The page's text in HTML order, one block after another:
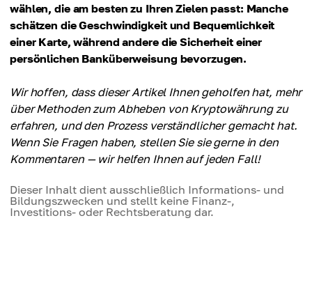
wählen, die am besten zu Ihren Zielen passt: Manche
schätzen die Geschwindigkeit und Bequemlichkeit
einer Karte, während andere die Sicherheit einer
persönlichen Banküberweisung bevorzugen.
Wir hoffen, dass dieser Artikel Ihnen geholfen hat, mehr
über Methoden zum Abheben von Kryptowährung zu
erfahren, und den Prozess verständlicher gemacht hat.
Wenn Sie Fragen haben, stellen Sie sie gerne in den
Kommentaren — wir helfen Ihnen auf jeden Fall!
Dieser Inhalt dient ausschließlich Informations- und
Bildungszwecken und stellt keine Finanz-,
Investitions- oder Rechtsberatung dar.